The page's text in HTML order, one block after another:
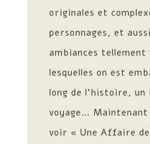
originales et
personnages, et
ambiances tellement
lesquelles on est
long de l’histoire, un
voyage… Maintenant
voir « Une Affaire